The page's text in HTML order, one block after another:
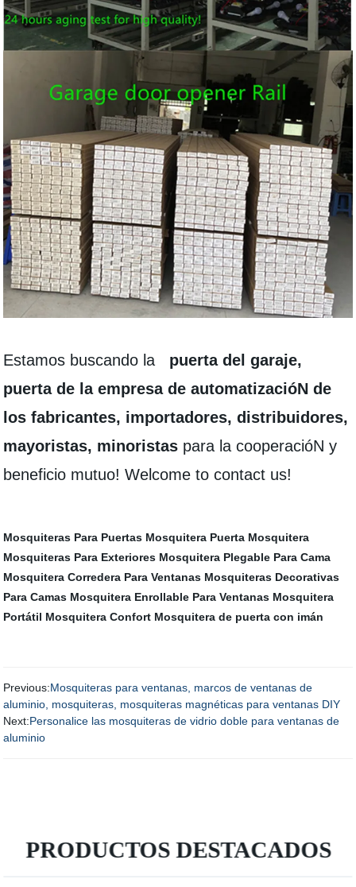
Estamos buscando la
puerta del garaje,
puerta de la empresa de automatizacióN de
los fabricantes, importadores, distribuidores,
mayoristas, minoristas para la cooperacióN y
beneficio mutuo! Welcome to contact us!
Mosquiteras Para Puertas Mosquitera Puerta Mosquitera
Mosquiteras Para Exteriores Mosquitera Plegable Para Cama
Mosquitera Corredera Para Ventanas Mosquiteras Decorativas
Para Camas Mosquitera Enrollable Para Ventanas Mosquitera
Portátil Mosquitera Confort Mosquitera de puerta con imán
Previous:Mosquiteras para ventanas, marcos de ventanas de
aluminio, mosquiteras, mosquiteras magnéticas para ventanas DIY
Next:Personalice las mosquiteras de vidrio doble para ventanas de
aluminio
PRODUCTOS DESTACADOS